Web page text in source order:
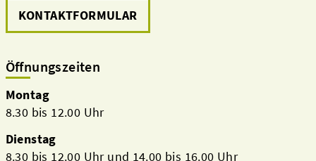
KONTAKTFORMULAR
Öffnungszeiten
Montag
8.30 bis 12.00 Uhr
Dienstag
8.30 bis 12.00 Uhr und 14.00 bis 16.00 Uhr